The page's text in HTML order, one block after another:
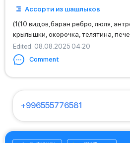
Ассорти из шашлыков
(1(10 видов,баран.ребро, люля,
крылышки, окорочка, телятина,
Edited: 08.08.2025 04:20
Comment
+996555776581